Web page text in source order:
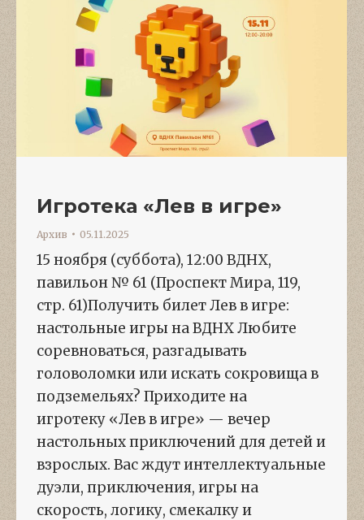
Игротека «Лев в игре»
Архив 05.11.2025
15 ноября (суббота), 12:00 ВДНХ,
павильон № 61 (Проспект Мира, 119,
стр. 61)Получить билет Лев в игре:
настольные игры на ВДНХ Любите
соревноваться, разгадывать
головоломки или искать сокровища в
подземельях? Приходите на
игротеку «Лев в игре» — вечер
настольных приключений для детей и
взрослых. Вас ждут интеллектуальные
дуэли, приключения, игры на
скорость, логику, смекалку и